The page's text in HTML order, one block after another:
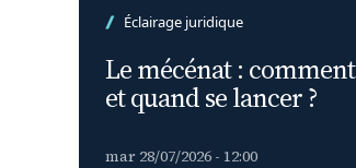
Éclairage juridique
Le mécénat : comment
et quand se lancer ?
mar 28/07/2026 - 12:00